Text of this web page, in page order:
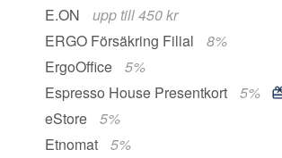
E.ON
upp till 450 kr
ERGO Försäkring Filial
8%
ErgoOffice
5%
Espresso House Presentkort
5%
eStore
5%
Etnomat
5%